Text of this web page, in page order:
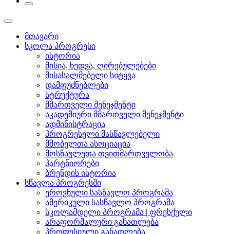
მთავარი
სკოლა პროგრესი
ისტორია
მისია, ხედვა, ღირებულებები
მისასალმებელი სიტყვა
დამფუძნებლები
სტრუქტურა
მმართველი მენეჯმენტი
აკადემიური მმართველი მენეჯმენტი
ადმინისტრაცია
პროგრესელი მასწავლებელი
მშობელთა ასოციაცია
მოსწავლეთა თვითმართველობა
პარტნიორები
ბრენდის ისტორია
სწავლა პროგრესში
ეროვნული სასწავლო პროგრამა
ამერიკული სასწავლო პროგრამა
სკოლამდელი პროგრამა | ფრესქული
არაფორმალური განათლება
პროფესიული განათლება